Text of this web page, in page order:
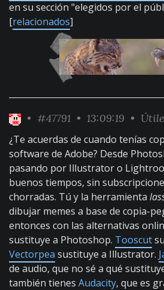
en su sección "elegidos por el
[relacionados]
• #47791 • 13:09:19 •
¿Te acuerdas de cuando tenías
software de Adobe? Desde
pasando por Illustrator o
buenos tiempos, sin
chorradas. Tú y la herramienta
dibujar memes a base de copia-
entonces con las alternativas
sustituye a Photoshop. Tooscut
Vectorpea sustituye a Illustrator.
de audio, que no sé a qué
también tienes Audacity, que es